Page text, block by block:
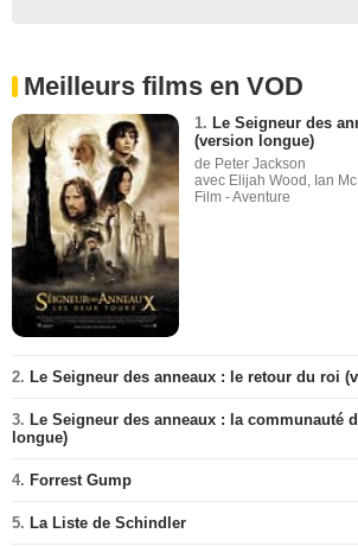
Meilleurs films en VOD
1. Le Seigneur des
(version longue)
de Peter Jackson
avec Elijah Wood, Ian
Film - Aventure
2. Le Seigneur des anneaux : le retour du roi
3. Le Seigneur des anneaux : la communauté
longue)
4. Forrest Gump
5. La Liste de Schindler